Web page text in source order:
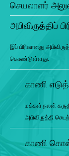
செயலாளர்
அபிவிருத்திப்
இப் பிரிவானது
கொண்டுள்ளது.
காணி
மக்கள் நலன்
அபிவிருத்தி
காணி